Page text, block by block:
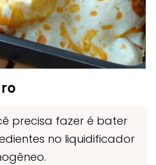
precisa fazer é bater
no liquidificador